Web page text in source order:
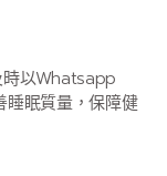
時以Whatsapp
眠質量，保障健